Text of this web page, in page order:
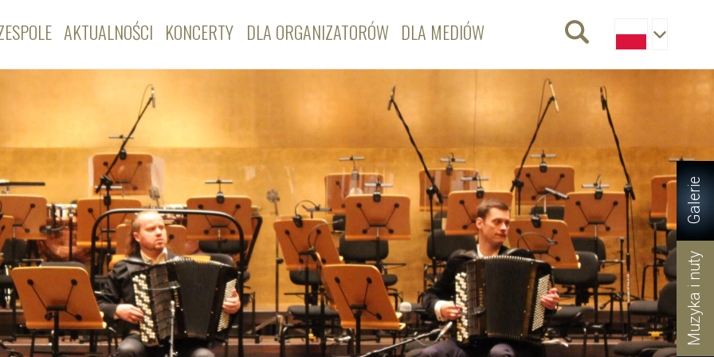
Galerie
Muzyka i nuty
AKTUALNOŚCI KONCERTY DLA ORGANIZATORÓW DLA MEDIÓW